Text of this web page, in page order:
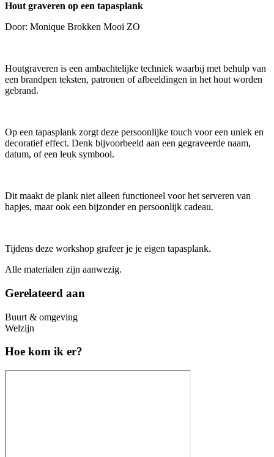
Hout graveren op een tapasplank
Door: Monique Brokken Mooi ZO
Houtgraveren is een ambachtelijke techniek waarbij met behulp van
een brandpen teksten, patronen of afbeeldingen in het hout worden
gebrand.
Op een tapasplank zorgt deze persoonlijke touch voor een uniek en
decoratief effect. Denk bijvoorbeeld aan een gegraveerde naam,
datum, of een leuk symbool.
Dit maakt de plank niet alleen functioneel voor het serveren van
hapjes, maar ook een bijzonder en persoonlijk cadeau.
Tijdens deze workshop grafeer je je eigen tapasplank.
Alle materialen zijn aanwezig.
Gerelateerd aan
Buurt & omgeving
Welzijn
Hoe kom ik er?